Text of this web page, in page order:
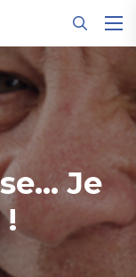
Je